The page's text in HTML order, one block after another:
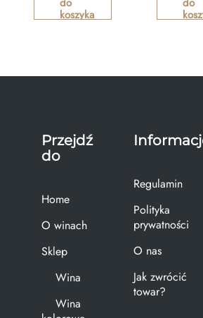
koszyka
Przejdź
do
Home
O winach
Sklep
Wina
Wina
Regulamin
Polityka
prywatności
O nas
Jak zwrócić
towar?